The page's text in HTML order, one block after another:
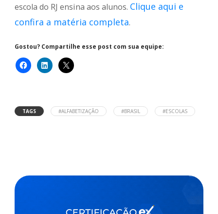
escola do RJ ensina aos alunos. Clique aqui e
confira a matéria completa.
Gostou? Compartilhe esse post com sua equipe:
TAGS #ALFABETIZAÇÃO #BRASIL #ESCOLAS